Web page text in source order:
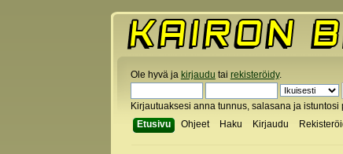
Ole hyvä ja kirjaudu tai rekisteröidy.
Kirjautuaksesi anna tunnus, salasana ja istuntosi
Etusivu
Ohjeet Haku Kirjaudu